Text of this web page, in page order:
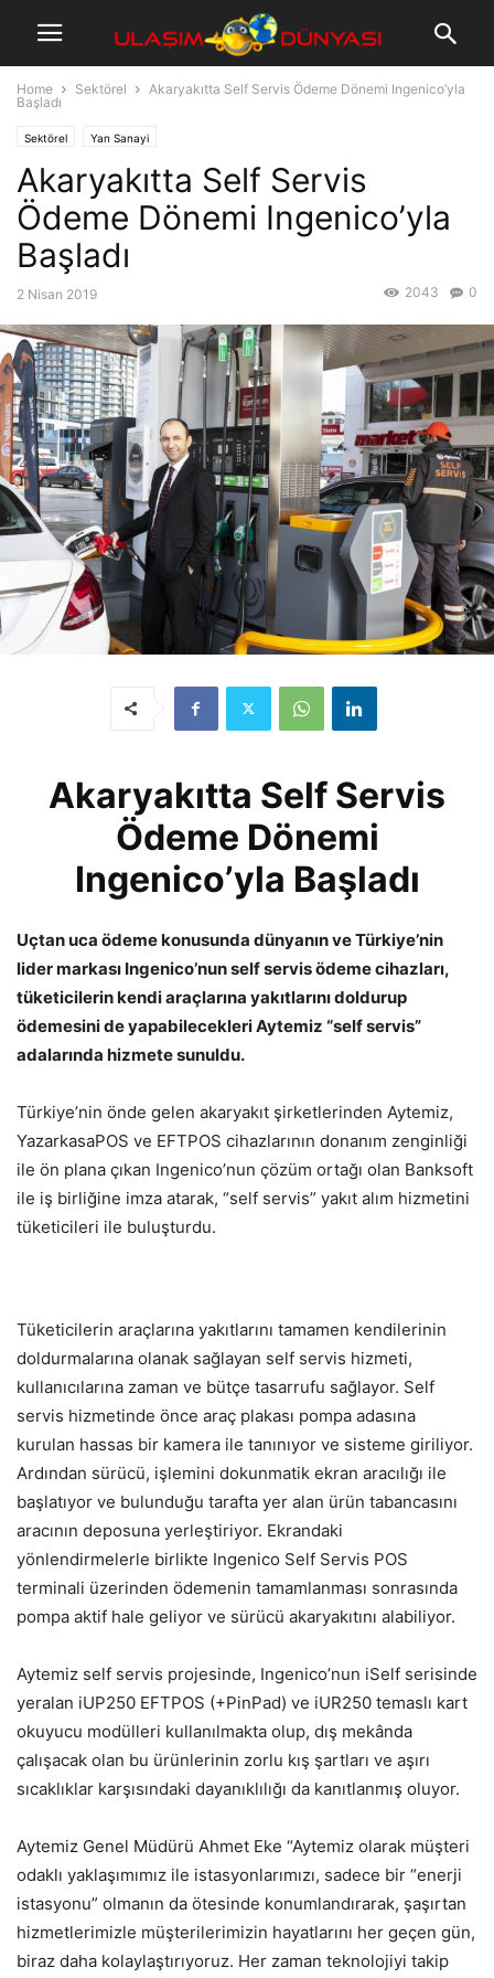
Home Sektörel
Akaryakıtta Self Servis Ödeme Dönemi Ingenico’yla
Başladı
Sektörel Yan Sanayi
Akaryakıtta Self Servis
Ödeme Dönemi Ingenico’yla
Başladı
2 Nisan 2019 0
2043
Akaryakıtta Self Servis
Ödeme Dönemi
Ingenico’yla Başladı
Uçtan uca ödeme konusunda dünyanın ve Türkiye’nin
lider markası Ingenico’nun self servis ödeme cihazları,
tüketicilerin kendi araçlarına yakıtlarını doldurup
ödemesini de yapabilecekleri Aytemiz “self servis”
adalarında hizmete sunuldu.
Türkiye’nin önde gelen akaryakıt şirketlerinden Aytemiz,
YazarkasaPOS ve EFTPOS cihazlarının donanım zenginliği
ile ön plana çıkan Ingenico’nun çözüm ortağı olan Banksoft
ile iş birliğine imza atarak, “self servis” yakıt alım hizmetini
tüketicileri ile buluşturdu.
Tüketicilerin araçlarına yakıtlarını tamamen kendilerinin
doldurmalarına olanak sağlayan self servis hizmeti,
kullanıcılarına zaman ve bütçe tasarrufu sağlayor. Self
servis hizmetinde önce araç plakası pompa adasına
kurulan hassas bir kamera ile tanınıyor ve sisteme giriliyor.
Ardından sürücü, işlemini dokunmatik ekran aracılığı ile
başlatıyor ve bulunduğu tarafta yer alan ürün tabancasını
aracının deposuna yerleştiriyor. Ekrandaki
yönlendirmelerle birlikte Ingenico Self Servis POS
terminali üzerinden ödemenin tamamlanması sonrasında
pompa aktif hale geliyor ve sürücü akaryakıtını alabiliyor.
Aytemiz self servis projesinde, Ingenico’nun iSelf serisinde
yeralan iUP250 EFTPOS (+PinPad) ve iUR250 temaslı kart
okuyucu modülleri kullanılmakta olup, dış mekânda
çalışacak olan bu ürünlerinin zorlu kış şartları ve aşırı
sıcaklıklar karşısındaki dayanıklılığı da kanıtlanmış oluyor.
Aytemiz Genel Müdürü Ahmet Eke “Aytemiz olarak müşteri
odaklı yaklaşımımız ile istasyonlarımızı, sadece bir “enerji
istasyonu” olmanın da ötesinde konumlandırarak, şaşırtan
hizmetlerimizle müşterilerimizin hayatlarını her geçen gün,
biraz daha kolaylaştırıyoruz. Her zaman teknolojiyi takip